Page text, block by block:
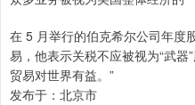
在 5 月举行的伯克希尔公司年度
易，他表示关税不应被视为“武器
贸易对世界有益。”
发布于：北京市